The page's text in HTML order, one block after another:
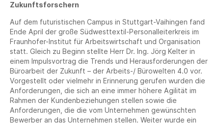
Zukunftsforschern
Auf dem futuristischen Campus in Stuttgart-Vaihingen fand
Ende April der große Südwesttextil-Personalleiterkreis im
Fraunhofer-Institut für Arbeitswirtschaft und Organisation
statt. Gleich zu Beginn stellte Herr Dr. Ing. Jörg Kelter in
einem Impulsvortrag die Trends und Herausforderungen der
Büroarbeit der Zukunft – der Arbeits-/ Bürowelten 4.0 vor.
Vorgestellt oder vielmehr in Erinnerung gerufen wurden die
Anforderungen, die sich an eine immer höhere Agilität im
Rahmen der Kundenbeziehungen stellen sowie die
Anforderungen, die die vom Unternehmen gewünschten
Bewerber an das Unternehmen stellen. Weiter wurde ein